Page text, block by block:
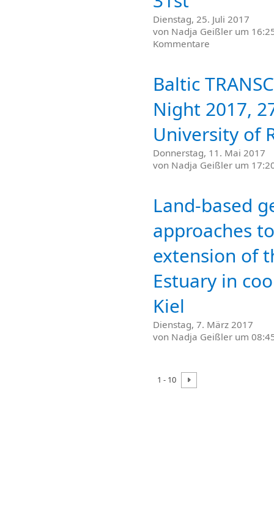
Dienstag, 25. Juli 2017
von Nadja Geißler um
Kommentare
Baltic
Night 2017,
University of
Donnerstag, 11. Mai 2017
von Nadja Geißler um
​Land-based
approaches
extension of
Estuary in
Kiel
Dienstag, 7. März 2017
von Nadja Geißler um
1 - 10